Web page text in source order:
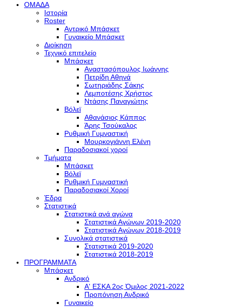
ΟΜΑΔΑ
Ιστορία
Roster
Αντρικό Μπάσκετ
Γυναικείο Μπάσκετ
Διοίκηση
Τεχνικό επιτελείο
Μπάσκετ
Αναστασόπουλος Ιωάννης
Πετρίδη Αθηνά
Σωτηριάδης Σάκης
Λεμποτέσης Χρήστος
Ντάσης Παναγιώτης
Βόλεϊ
Αθανάσιος Κάππος
Άρης Τσούκαλος
Ρυθμική Γυμναστική
Μουρκογιάννη Ελένη
Παραδοσιακοί χοροί
Τμήματα
Μπάσκετ
Βόλεϊ
Ρυθμική Γυμναστική
Παραδοσιακοί Χοροί
Έδρα
Στατιστικά
Στατιστικά ανά αγώνα
Στατιστικά Αγώνων 2019-2020
Στατιστικά Αγώνων 2018-2019
Συνολικά στατιστικά
Στατιστικά 2019-2020
Στατιστικά 2018-2019
ΠΡΟΓΡΑΜΜΑΤΑ
Μπάσκετ
Ανδρικό
Α' ΕΣΚΑ 2ος Όμιλος 2021-2022
Προπόνηση Ανδρικό
Γυναικείο